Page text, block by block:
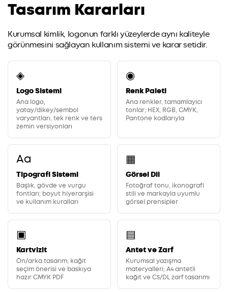
Tasarım Kararları
Kurumsal kimlik, logonun farklı yüzeylerde aynı kaliteyle
görünmesini sağlayan kullanım sistemi ve karar setidir.
◈
Logo Sistemi
Ana logo,
yatay/dikey/sembol
varyantları, tek renk ve ters
zemin versiyonları
◉
Renk Paleti
Ana renkler, tamamlayıcı
tonlar; HEX, RGB, CMYK,
Pantone kodlarıyla
Aa
Tipografi Sistemi
Başlık, gövde ve vurgu
fontları; boyut hiyerarşisi
ve kullanım kuralları
▦
Görsel Dil
Fotoğraf tonu, ikonografi
stili ve markayla uyumlu
görsel prensipler
▣
Kartvizit
Ön/arka tasarım; kağıt
seçim önerisi ve baskıya
hazır CMYK PDF
▤
Antet ve Zarf
Kurumsal yazışma
materyalleri; A4 antetli
kağıt ve C5/DL zarf tasarımı